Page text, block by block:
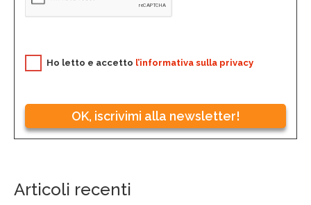
Ho letto e accetto l’informativa sulla privacy
OK, iscrivimi alla newsletter!
Articoli recenti